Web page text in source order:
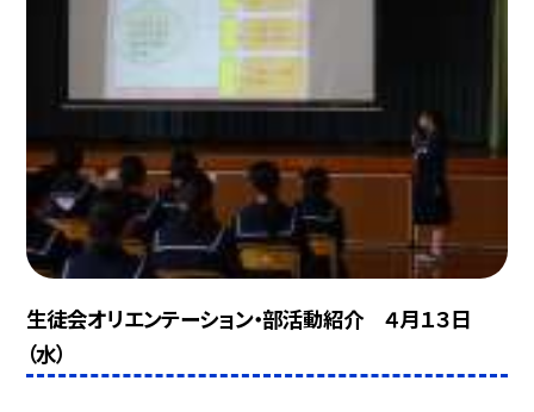
生徒会オリエンテーション・部活動紹介 ４月１３日
（水）